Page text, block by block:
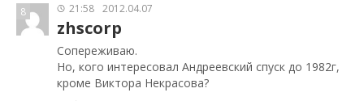
8 21:58 2012.04.07
zhscorp
Сопереживаю.
Но, кого интересовал Андреевский спуск до 1982г,
кроме Виктора Некрасова?